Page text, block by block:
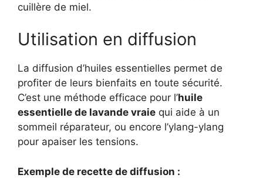
cuillère de miel.
Utilisation en diffusion
La diffusion d’huiles essentielles permet de
profiter de leurs bienfaits en toute sécurité.
C’est une méthode efficace pour l’huile
essentielle de lavande vraie qui aide à un
sommeil réparateur, ou encore l’ylang-ylang
pour apaiser les tensions.
Exemple de recette de diffusion :